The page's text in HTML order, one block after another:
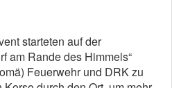
starteten auf der
am Rande des Himmels“
Feuerwehr und DRK zu